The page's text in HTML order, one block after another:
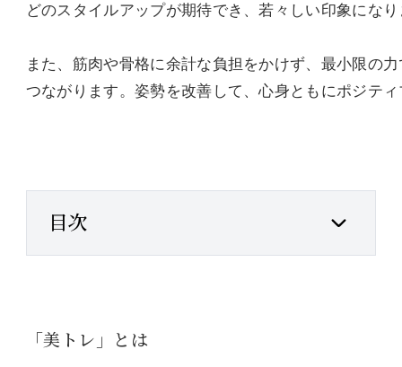
どのスタイルアップが期待でき、若々しい印象にな
また、筋肉や骨格に余計な負担をかけず、最小限の
つながります。姿勢を改善して、心身ともにポジテ
目次
「美トレ」とは